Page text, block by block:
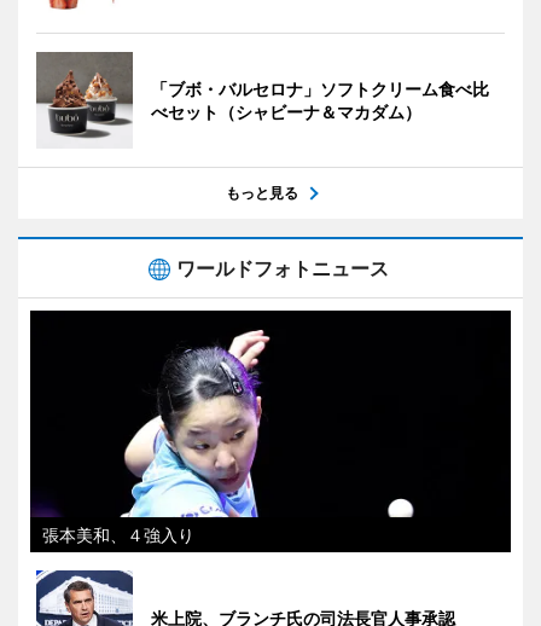
「ブボ・バルセロナ」ソフトクリーム食べ比
べセット（シャビーナ＆マカダム）
もっと見る
ワールドフォトニュース
張本美和、４強入り
米上院、ブランチ氏の司法長官人事承認